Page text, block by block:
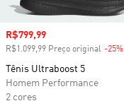
Preço com desconto
R$799,99
R$1.099,99 Preço original -25%
Tênis Ultraboost 5
Homem Performance
2 cores